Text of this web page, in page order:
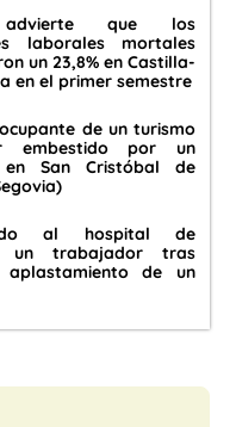
advierte que los
laborales mortales
un 23,8% en Castilla-
en el primer semestre
de un turismo
embestido por un
en San Cristóbal de
al hospital de
un trabajador tras
de un